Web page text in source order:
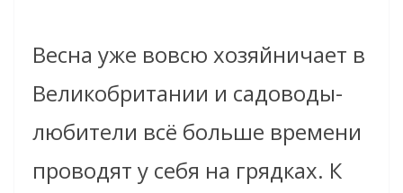
Весна уже вовсю хозяйничает в
Великобритании и садоводы-
любители всё больше времени
проводят у себя на грядках. К